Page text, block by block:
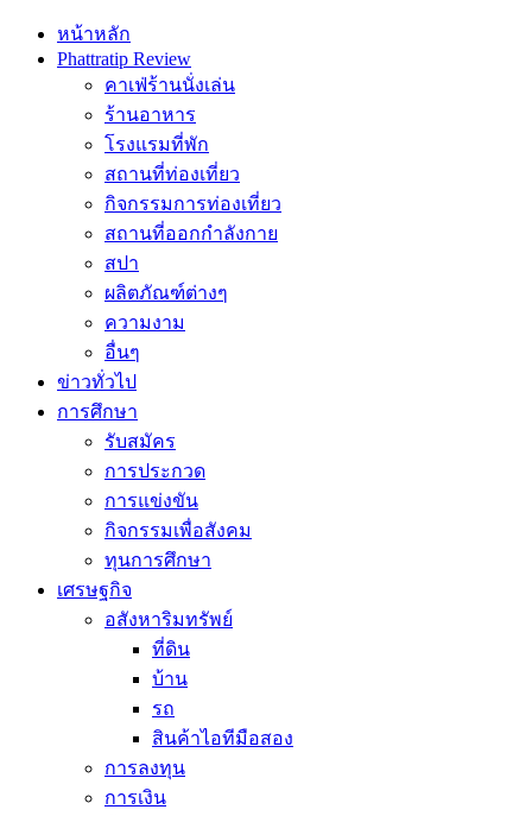
หน้าหลัก
Phattratip Review
คาเฟ่ร้านนั่งเล่น
ร้านอาหาร
โรงแรมที่พัก
สถานที่ท่องเที่ยว
กิจกรรมการท่องเที่ยว
สถานที่ออกกำลังกาย
สปา
ผลิตภัณฑ์ต่างๆ
ความงาม
อื่นๆ
ข่าวทั่วไป
การศึกษา
รับสมัคร
การประกวด
การแข่งขัน
กิจกรรมเพื่อสังคม
ทุนการศึกษา
เศรษฐกิจ
อสังหาริมทรัพย์
ที่ดิน
บ้าน
รถ
สินค้าไอทีมือสอง
การลงทุน
การเงิน